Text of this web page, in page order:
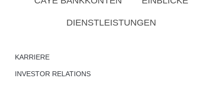
DIENSTLEISTUNGEN
KARRIERE
INVESTOR RELATIONS